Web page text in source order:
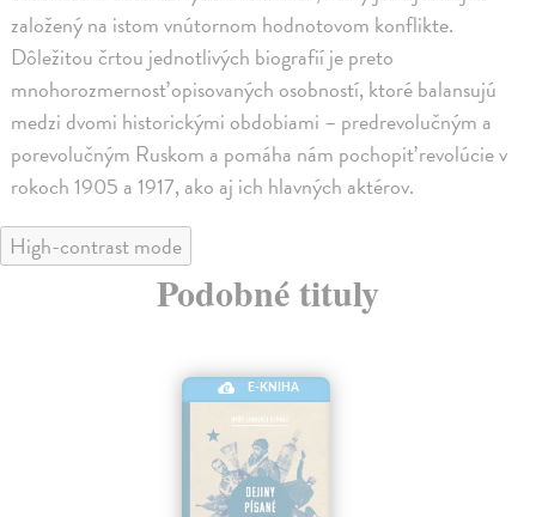
založený na istom vnútornom hodnotovom konflikte.
Dôležitou črtou jednotlivých biografií je preto
mnohorozmernosť opisovaných osobností, ktoré balansujú
medzi dvomi historickými obdobiami – predrevolučným a
porevolučným Ruskom a pomáha nám pochopiť revolúcie v
rokoch 1905 a 1917, ako aj ich hlavných aktérov.
High-contrast mode
Podobné tituly
E-KNIHA